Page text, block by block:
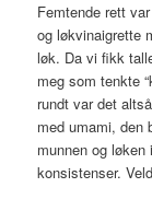
Femtende rett
og løkvinaigrette
løk. Da vi fikk
meg som tenkte
rundt var det
med umami, den
munnen og løken
konsistenser.